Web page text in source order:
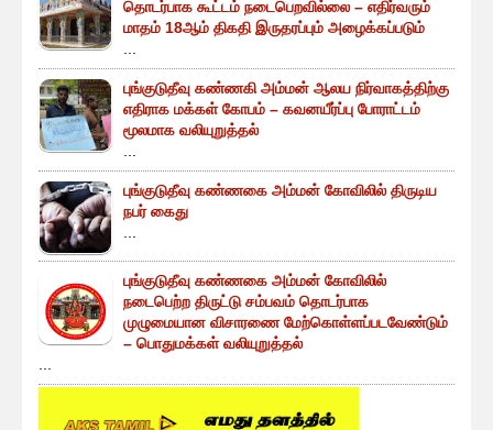
தொடர்பாக கூட்டம் நடைபெறவில்லை – எதிர்வரும்
மாதம் 18ஆம் திகதி இருதரப்பும் அழைக்கப்படும்
...
புங்குடுதீவு கண்ணகி அம்மன் ஆலய நிர்வாகத்திற்கு
எதிராக மக்கள் கோபம் – கவனயீர்ப்பு போராட்டம்
மூலமாக வலியுறுத்தல்
...
புங்குடுதீவு கண்ணகை அம்மன் கோவிலில் திருடிய
நபர் கைது
...
புங்குடுதீவு கண்ணகை அம்மன் கோவிலில்
நடைபெற்ற திருட்டு சம்பவம் தொடர்பாக
முழுமையான விசாரணை மேற்கொள்ளப்படவேண்டும்
– பொதுமக்கள் வலியுறுத்தல்
...